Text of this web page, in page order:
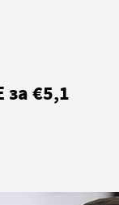
за €5,1